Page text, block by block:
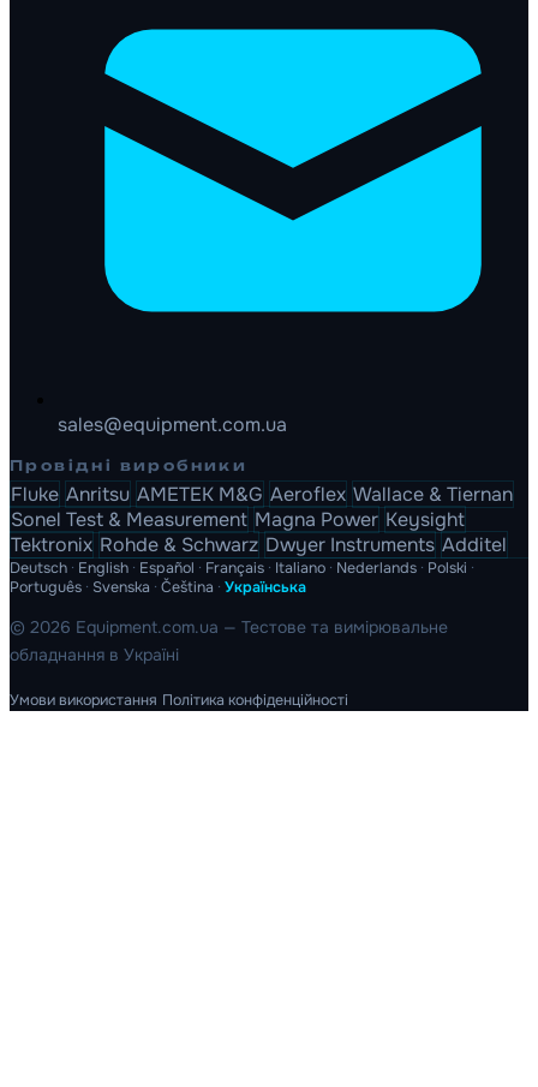
sales@equipment.com.ua
Провідні виробники
Fluke Anritsu AMETEK M&G Aeroflex Wallace & Tiernan
Sonel Test & Measurement Magna Power Keysight
Tektronix Rohde & Schwarz Dwyer Instruments Additel
Deutsch · English · Español · Français · Italiano · Nederlands · Polski ·
Português · Svenska · Čeština · Українська
© 2026 Equipment.com.ua — Тестове та вимірювальне
обладнання в Україні
Умови використання Політика конфіденційності